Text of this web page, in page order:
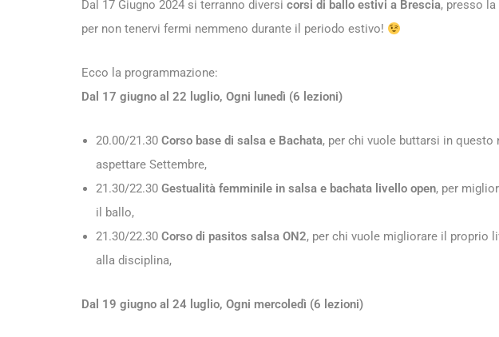
Dal 17 Giugno 2024 si terranno diversi corsi di ballo estivi a Brescia, presso
per non tenervi fermi nemmeno durante il periodo estivo!
Ecco la programmazione:
Dal 17 giugno al 22 luglio, Ogni lunedì (6 lezioni)
20.00/21.30 Corso base di salsa e Bachata, per chi vuole buttarsi in
aspettare Settembre,
21.30/22.30 Gestualità femminile in salsa e bachata livello open, per
il ballo,
21.30/22.30 Corso di pasitos salsa ON2, per chi vuole migliorare il proprio
alla disciplina,
Dal 19 giugno al 24 luglio, Ogni mercoledì (6 lezioni)